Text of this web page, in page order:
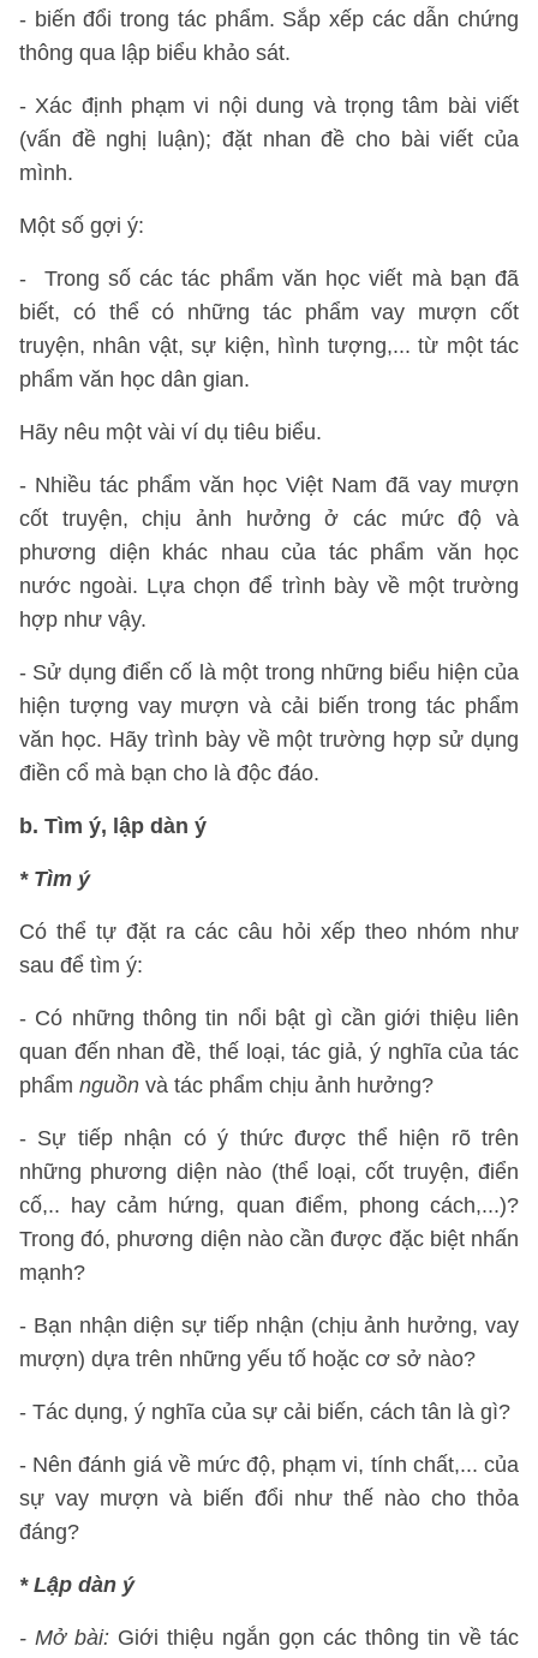
- biến đổi trong tác phẩm. Sắp xếp các dẫn chứng
thông qua lập biểu khảo sát.
- Xác định phạm vi nội dung và trọng tâm bài viết
(vấn đề nghị luận); đặt nhan đề cho bài viết của
mình.
Một số gợi ý:
- Trong số các tác phẩm văn học viết mà bạn đã
biết, có thể có những tác phẩm vay mượn cốt
truyện, nhân vật, sự kiện, hình tượng,... từ một tác
phẩm văn học dân gian.
Hãy nêu một vài ví dụ tiêu biểu.
- Nhiều tác phẩm văn học Việt Nam đã vay mượn
cốt truyện, chịu ảnh hưởng ở các mức độ và
phương diện khác nhau của tác phẩm văn học
nước ngoài. Lựa chọn để trình bày về một trường
hợp như vậy.
- Sử dụng điển cố là một trong những biểu hiện của
hiện tượng vay mượn và cải biến trong tác phẩm
văn học. Hãy trình bày về một trường hợp sử dụng
điền cổ mà bạn cho là độc đáo.
b. Tìm ý, lập dàn ý
* Tìm ý
Có thể tự đặt ra các câu hỏi xếp theo nhóm như
sau để tìm ý:
- Có những thông tin nổi bật gì cần giới thiệu liên
quan đến nhan đề, thế loại, tác giả, ý nghĩa của tác
phẩm nguồn và tác phẩm chịu ảnh hưởng?
- Sự tiếp nhận có ý thức được thể hiện rõ trên
những phương diện nào (thể loại, cốt truyện, điển
cố,.. hay cảm hứng, quan điểm, phong cách,...)?
Trong đó, phương diện nào cần được đặc biệt nhấn
mạnh?
- Bạn nhận diện sự tiếp nhận (chịu ảnh hưởng, vay
mượn) dựa trên những yếu tố hoặc cơ sở nào?
- Tác dụng, ý nghĩa của sự cải biến, cách tân là gì?
- Nên đánh giá về mức độ, phạm vi, tính chất,... của
sự vay mượn và biến đổi như thế nào cho thỏa
đáng?
* Lập dàn ý
- Mở bài: Giới thiệu ngắn gọn các thông tin về tác